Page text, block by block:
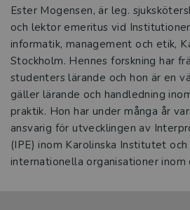
Ester Mogensen, är leg.
och lektor emeritus vid
informatik, management och etik,
Stockholm. Hennes forskning har
studenters lärande och hon är en
gäller lärande och handledning
praktik. Hon har under många år
ansvarig för utvecklingen av
(IPE) inom Karolinska Institutet
internationella organisationer